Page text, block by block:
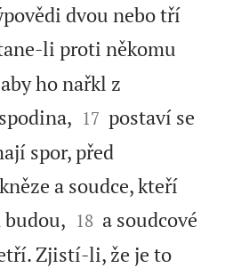
dvou nebo tří
li proti někomu
ho nařkl z


17 postaví se
spor, před
a soudce, kteří
budou, 

18 a soudcové
Zjistí-li, že je to